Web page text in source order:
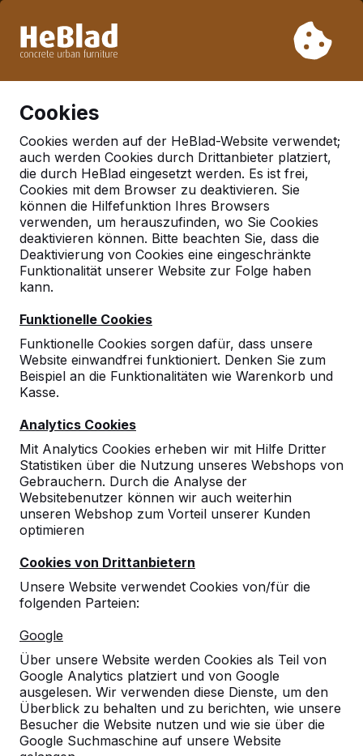
Woche 33 nicht. Bitte berücksichtigen Sie daher längere
Cookies
Cookies werden auf der HeBlad-Website verwendet;
auch werden Cookies durch Drittanbieter platziert,
die durch HeBlad eingesetzt werden. Es ist frei,
Cookies mit dem Browser zu deaktivieren. Sie
können die Hilfefunktion Ihres Browsers
verwenden, um herauszufinden, wo Sie Cookies
deaktivieren können. Bitte beachten Sie, dass die
Deaktivierung von Cookies eine eingeschränkte
Funktionalität unserer Website zur Folge haben
kann.
Funktionelle Cookies
Funktionelle Cookies sorgen dafür, dass unsere
Website einwandfrei funktioniert. Denken Sie zum
Beispiel an die Funktionalitäten wie Warenkorb und
Kasse.
Analytics Cookies
Mit Analytics Cookies erheben wir mit Hilfe Dritter
Statistiken über die Nutzung unseres Webshops von
Gebrauchern. Durch die Analyse der
Websitebenutzer können wir auch weiterhin
unseren Webshop zum Vorteil unserer Kunden
optimieren
Cookies von Drittanbietern
Unsere Website verwendet Cookies von/für die
folgenden Parteien:
Google
Über unsere Website werden Cookies als Teil von
Google Analytics platziert und von Google
ausgelesen. Wir verwenden diese Dienste, um den
Überblick zu behalten und zu berichten, wie unsere
Besucher die Website nutzen und wie sie über die
Google Suchmaschine auf unsere Website
Deutschland
Referenties in:Kronach
Geen reviews gevonden voor deze
locatie.
Referenzen
Unsere Produkte finden Sie in ganz Europa
und darüber hinaus. Sehen Sie hier, wo Sie
ein HeBlad-Produkt in Ihrer Nähe finden.
Produkt